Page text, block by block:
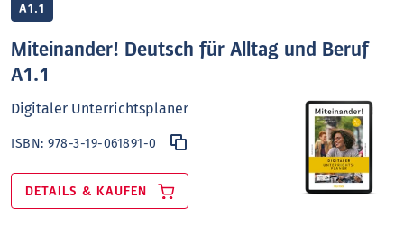
A1.1
Miteinander! Deutsch für Alltag und Beruf
A1.1
Digitaler Unterrichtsplaner
ISBN:978-3-19-061891-0
DETAILS & KAUFEN